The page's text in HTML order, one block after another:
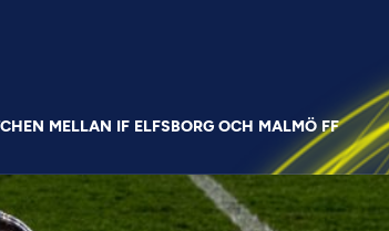
MELLAN IF ELFSBORG OCH MALMÖ FF